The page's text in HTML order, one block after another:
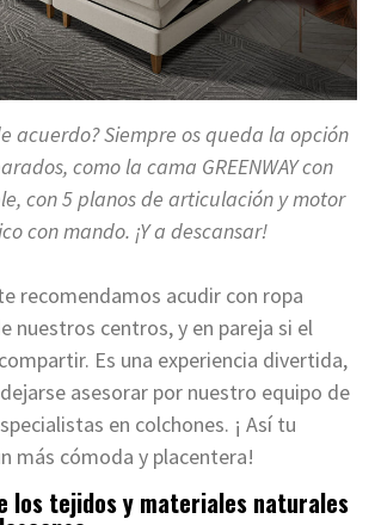
acuerdo? Siempre os queda la opción
como la cama GREENWAY con
con 5 planos de articulación y motor
con mando. ¡Y a descansar!
recomendamos acudir con ropa
nuestros centros, y en pareja si el
Es una experiencia divertida,
asesorar por nuestro equipo de
en colchones. ¡ Así tu
más cómoda y placentera!
los tejidos y materiales naturales